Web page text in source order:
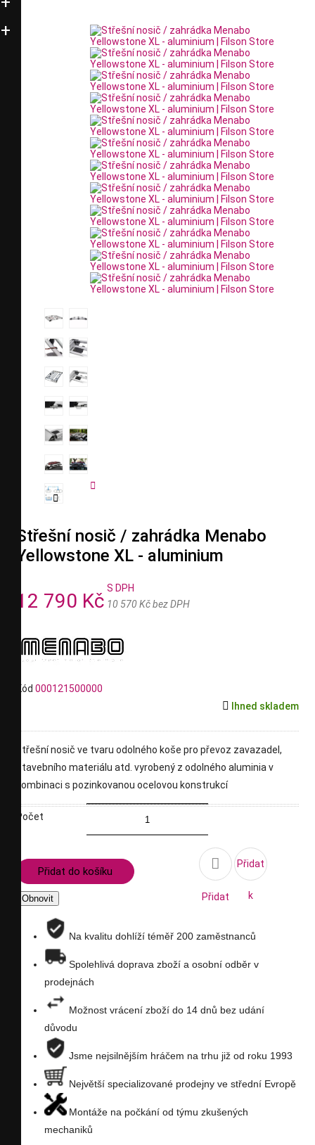


Střešní nosič / zahrádka Menabo
Yellowstone XL - aluminium
12 790 Kč
S DPH
10 570 Kč bez DPH
Kód 000121500000
 Ihned skladem
střešní nosič ve tvaru odolného koše pro převoz zavazadel,
stavebního materiálu atd. vyrobený z odolného aluminia v
kombinaci s pozinkovanou ocelovou konstrukcí
Počet
Přidat do košíku 
Přidat
seznam
Přidat
k
Na kvalitu dohlíží téměř 200 zaměstnanců
Spolehlivá doprava zboží a osobní odběr v
prodejnách
Možnost vrácení zboží do 14 dnů bez udání
důvodu
Jsme nejsilnějším hráčem na trhu již od roku 1993
Největší specializované prodejny ve střední Evropě
Montáže na počkání od týmu zkušených
mechaniků